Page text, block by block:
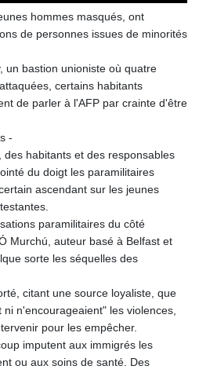
hommes masqués, ont
de personnes issues de minorités
un bastion unioniste où quatre
certains habitants
de parler à l'AFP par crainte d'être
-
habitants et des responsables
du doigt les paramilitaires
ascendant sur les jeunes
paramilitaires du côté
Murchú, auteur basé à Belfast et
sorte les séquelles des
citant une source loyaliste, que
n'encourageaient" les violences,
pour les empêcher.
imputent aux immigrés les
ou aux soins de santé. Des